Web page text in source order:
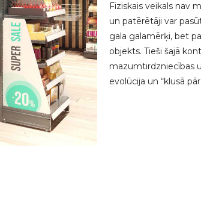
Fiziskais veikals nav
un patērētāji var
gala galamērķi, bet
objekts. Tieši šajā
mazumtirdzniecības
evolūcija un “klusā